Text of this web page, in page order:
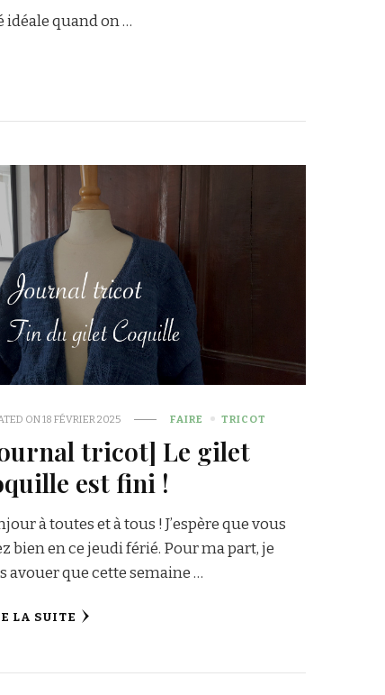
idéale quand on …
ON18 FÉVRIER 2025 FAIRE TRICOT
tricot] Le gilet
est fini !
à toutes et à tous ! J’espère que vous
bien en ce jeudi férié. Pour ma part, je
avouer que cette semaine …
LA SUITE